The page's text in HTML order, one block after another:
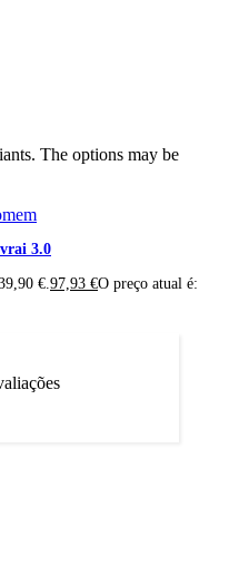
The options may be
3.0
€.97,93 €O preço atual é: